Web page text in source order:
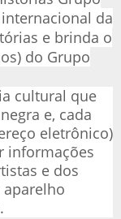
da
e brinda o
do Grupo
cultural que
e, cada
eletrônico)
informações
e dos